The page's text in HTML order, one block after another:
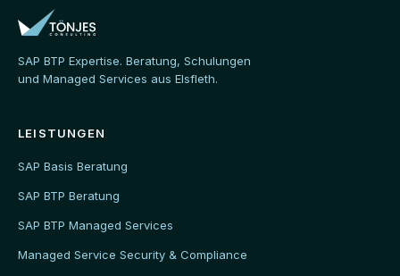
SAP BTP Expertise. Beratung, Schulungen
und Managed Services aus Elsfleth.
LEISTUNGEN
SAP Basis Beratung
SAP BTP Beratung
SAP BTP Managed Services
Managed Service Security & Compliance